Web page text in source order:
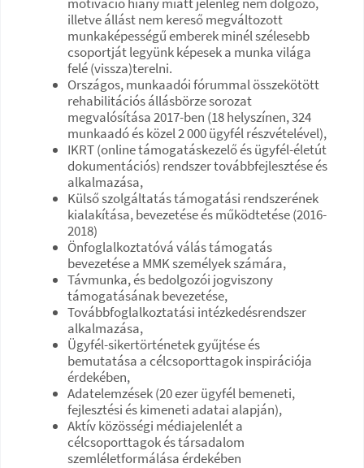
illetve állást nem kereső megváltozott
munkaképességű emberek minél szélesebb
csoportját legyünk képesek a munka világa
felé (vissza)terelni.
Országos, munkaadói fórummal összekötött
rehabilitációs állásbörze sorozat
megvalósítása 2017-ben (18 helyszínen, 324
munkaadó és közel 2 000 ügyfél részvételével),
IKRT (online támogatáskezelő és ügyfél-életút
dokumentációs) rendszer továbbfejlesztése és
alkalmazása,
Külső szolgáltatás támogatási rendszerének
kialakítása, bevezetése és működtetése (2016-
2018)
Önfoglalkoztatóvá válás támogatás
bevezetése a MMK személyek számára,
Távmunka, és bedolgozói jogviszony
támogatásának bevezetése,
Továbbfoglalkoztatási intézkedésrendszer
alkalmazása,
Ügyfél-sikertörténetek gyűjtése és
bemutatása a célcsoporttagok inspirációja
érdekében,
Adatelemzések (20 ezer ügyfél bemeneti,
fejlesztési és kimeneti adatai alapján),
Aktív közösségi médiajelenlét a
célcsoporttagok és társadalom
szemléletformálása érdekében